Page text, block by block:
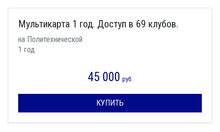
Мультикарта 1 год. Доступ в 69 клубов.
на Политехнической
1 год
45 000 руб.
КУПИТЬ